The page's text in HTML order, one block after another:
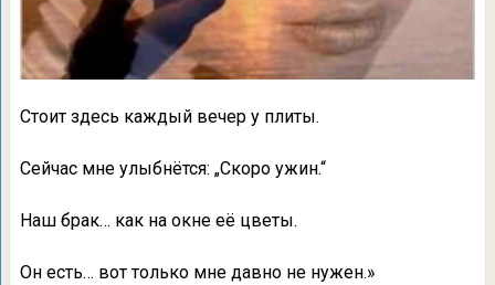
Стоит здесь каждый вечер у плиты.
Сейчас мне улыбнётся: „Скоро ужин.“
Наш брак… как на окне её цветы.
Он есть… вот только мне давно не нужен.»